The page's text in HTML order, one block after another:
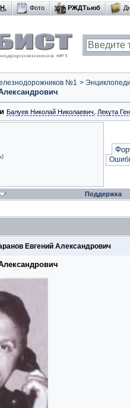
Фото РЖДТьюб
№1 >
Балуев Николай Николаевич Лекута
)
Поддержка
Евгений Александрович